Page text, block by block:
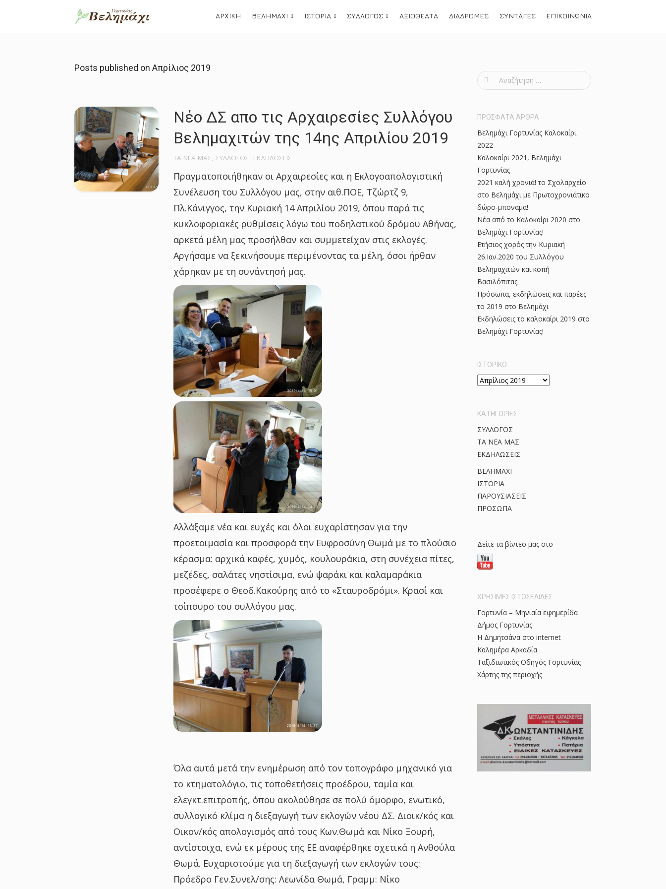
ΑΡΧΙΚΗ ΒΕΛΗΜΑΧΙ ΙΣΤΟΡΙΑ ΣΥΛΛΟΓΟΣ ΑΞΙΟΘΕΑΤΑ ΔΙΑΔΡΟΜΕΣ ΣΥΝΤΑΓΕΣ ΕΠΙΚΟΙΝΩΝΙΑ
Posts published on Απρίλιος 2019
Νέο ΔΣ απο τις Αρχαιρεσίες Συλλόγου
Βελημαχιτών της 14ης Απριλίου 2019
ΤΑ ΝΕΑ ΜΑΣ, ΣΥΛΛΟΓΟΣ, ΕΚΔΗΛΩΣΕΙΣ
Πραγματοποιήθηκαν οι Αρχαιρεσίες και η Εκλογοαπολογιστική
Συνέλευση του Συλλόγου μας, στην αιθ.ΠΟΕ, Τζώρτζ 9,
Πλ.Κάνιγγος, την Κυριακή 14 Απριλίου 2019, όπου παρά τις
κυκλοφοριακές ρυθμίσεις λόγω του ποδηλατικού δρόμου Αθήνας,
αρκετά μέλη μας προσήλθαν και συμμετείχαν στις εκλογές.
Αργήσαμε να ξεκινήσουμε περιμένοντας τα μέλη, όσοι ήρθαν
χάρηκαν με τη συνάντησή μας.
Αλλάξαμε νέα και ευχές και όλοι ευχαρίστησαν για την
προετοιμασία και προσφορά την Ευφροσύνη Θωμά με το πλούσιο
κέρασμα: αρχικά καφές, χυμός, κουλουράκια, στη συνέχεια πίτες,
μεζέδες, σαλάτες νηστίσιμα, ενώ ψαράκι και καλαμαράκια
προσέφερε ο Θεοδ.Κακούρης από το «Σταυροδρόμι». Κρασί και
τσίπουρο του συλλόγου μας.
Όλα αυτά μετά την ενημέρωση από τον τοπογράφο μηχανικό για
το κτηματολόγιο, τις τοποθετήσεις προέδρου, ταμία και
ελεγκτ.επιτροπής, όπου ακολούθησε σε πολύ όμορφο, ενωτικό,
συλλογικό κλίμα η διεξαγωγή των εκλογών νέου ΔΣ. Διοικ/κός και
Οικον/κός απολογισμός από τους Κων.Θωμά και Νίκο Ξουρή,
αντίστοιχα, ενώ εκ μέρους της ΕΕ αναφέρθηκε σχετικά η Ανθούλα
Θωμά. Ευχαριστούμε για τη διεξαγωγή των εκλογών τους:
Πρόεδρο Γεν.Συνελ/σης: Λεωνίδα Θωμά, Γραμμ: Νίκο
S
e
r
h
f
o
r
:
ΠΡΟΣΦΑΤΑ ΑΡΘΡΑ
Βελημάχι Γορτυνίας Καλοκαίρι
2022
Καλοκαίρι 2021, Βελημάχι
Γορτυνίας
2021 καλή χρονιά! το Σχολαρχείο
στο Βελημάχι με Πρωτοχρονιάτικο
δώρο-μποναμά!
Νέα από το Καλοκαίρι 2020 στο
Βελημάχι Γορτυνίας!
Ετήσιος χορός την Κυριακή
26.Ιαν.2020 του Συλλόγου
Βελημαχιτών και κοπή
Βασιλόπιτας
Πρόσωπα, εκδηλώσεις και παρέες
το 2019 στο Βελημάχι
Εκδηλώσεις το καλοκαίρι 2019 στο
Βελημάχι Γορτυνίας!
ΙΣΤΟΡΙΚΌ
ο
ρ
ι
κ
KΑΤΗΓΟΡΊΕΣ
ΣΥΛΛΟΓΟΣ
ΤΑ ΝΕΑ ΜΑΣ
ΕΚΔΗΛΩΣΕΙΣ
ΒΕΛΗΜΑΧΙ
ΙΣΤΟΡΙΑ
ΠΑΡΟΥΣΙΑΣΕΙΣ
ΠΡΟΣΩΠΑ
Δείτε τα βίντεο μας στο
ΧΡΗΣΙΜΕΣ ΙΣΤΟΣΕΛΙΔΕΣ
Γορτυνία – Μηνιαία εφημερίδα
Δήμος Γορτυνίας
Η Δημητσάνα στο internet
Καλημέρα Αρκαδία
Ταξιδιωτικός Οδηγός Γορτυνίας
Χάρτης της περιοχής